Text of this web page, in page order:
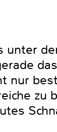
unter
nur
zu